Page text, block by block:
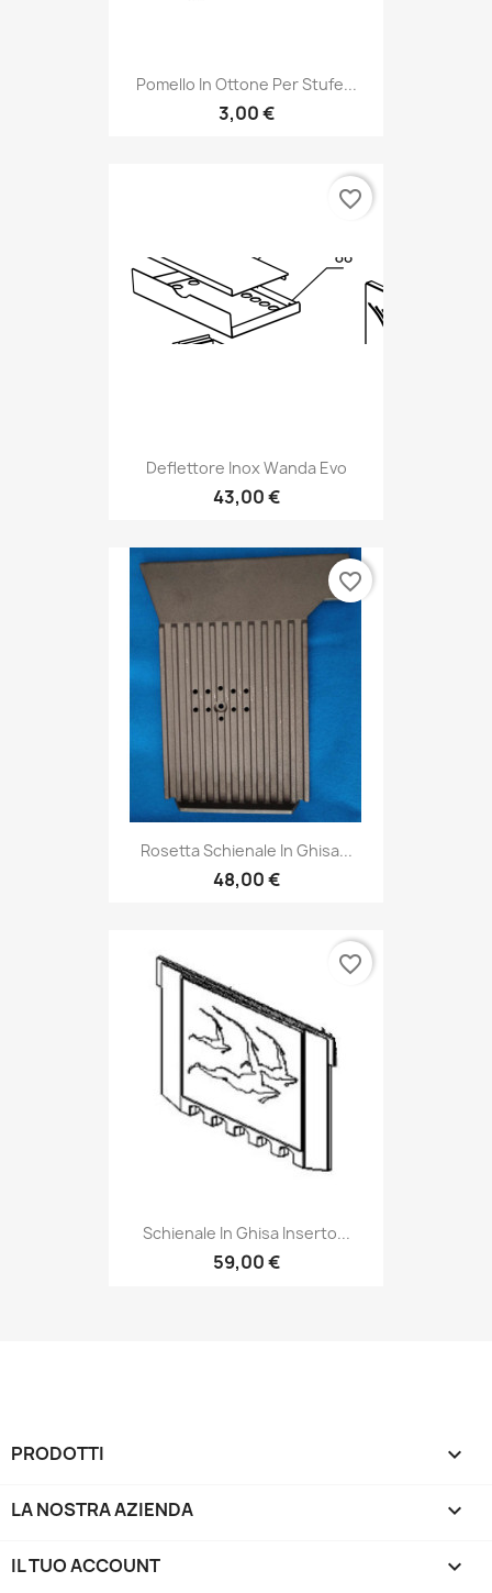
Pomello In Ottone Per Stufe...
3,00 €
Deflettore Inox Wanda Evo
43,00 €
favorite_border
Rosetta Schienale In Ghisa...
48,00 €
favorite_border
Schienale In Ghisa Inserto...
59,00 €
favorite_border
PRODOTTI 
LA NOSTRA AZIENDA 
IL TUO ACCOUNT 